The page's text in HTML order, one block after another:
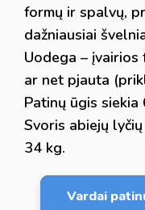
formų ir spalvų,
dažniausiai
Uodega –
ar net pjauta
Patinų ūgis siekia
Svoris abiejų
34 kg.
Vardai